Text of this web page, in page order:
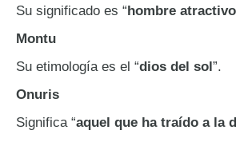
Su significado es “hombre atractivo
Montu
Su etimología es el “dios del sol”.
Onuris
Significa “aquel que ha traído a la